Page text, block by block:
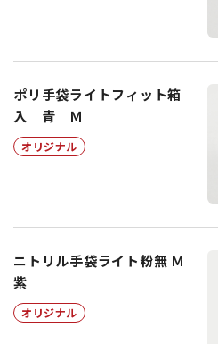
ポリ手袋ライトフィット箱
入 青 Ｍ
オリジナル
ニトリル手袋ライト粉無 Ｍ
紫
オリジナル